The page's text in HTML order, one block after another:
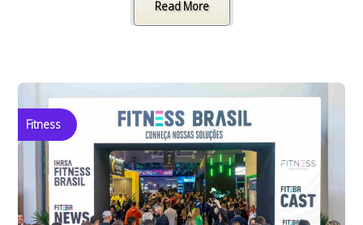
Read More
Fitness